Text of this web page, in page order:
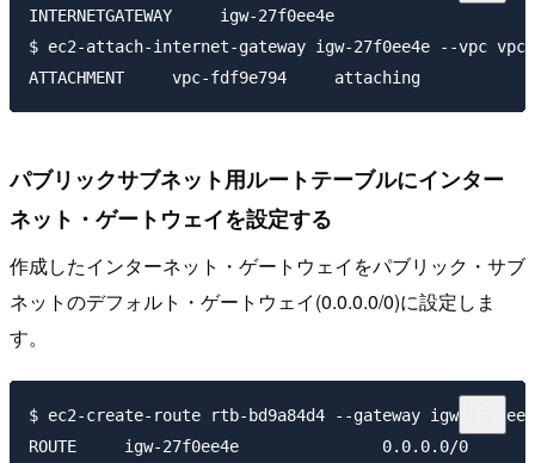
INTERNETGATEWAY     igw-27f0ee4e
$ ec2-attach-internet-gateway igw-27f0ee4e --vpc
パブリックサブネット用ルートテーブルにインター
ネット・ゲートウェイを設定する
作成したインターネット・ゲートウェイをパブリック・サブ
ネットのデフォルト・ゲートウェイ(0.0.0.0/0)に設定しま
す。
$ ec2-create-route rtb-bd9a84d4 --gateway igw-